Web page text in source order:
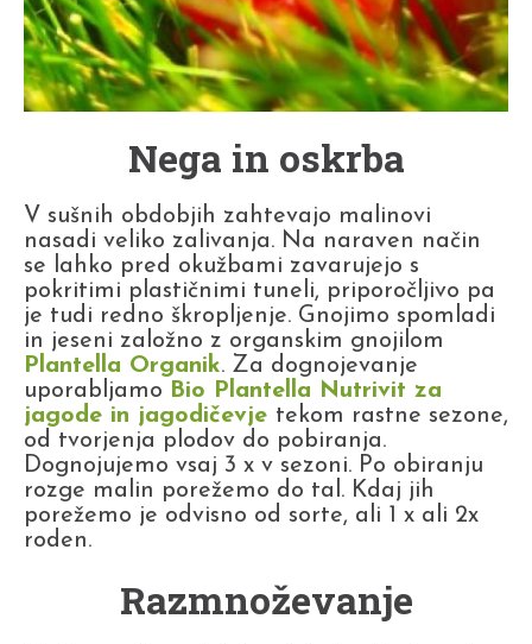
Nega in oskrba
V sušnih obdobjih zahtevajo malinovi
nasadi veliko zalivanja. Na naraven način
se lahko pred okužbami zavarujejo s
pokritimi plastičnimi tuneli, priporočljivo pa
je tudi redno škropljenje. Gnojimo spomladi
in jeseni založno z organskim gnojilom
Plantella Organik. Za dognojevanje
uporabljamo Bio Plantella Nutrivit za
jagode in jagodičevje tekom rastne sezone,
od tvorjenja plodov do pobiranja.
Dognojujemo vsaj 3 x v sezoni. Po obiranju
rozge malin porežemo do tal. Kdaj jih
porežemo je odvisno od sorte, ali 1 x ali 2x
roden.
Razmnoževanje